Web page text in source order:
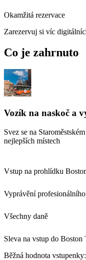
Okamžitá rezervace
Zarezervuj si víc
Co je zahrnuto
Vozík na naskoč a
Svez se na
nejlepších místech
Vstup na prohlídku
Vyprávění
Všechny daně
Sleva na vstup do
Běžná hodnota vstupenky: